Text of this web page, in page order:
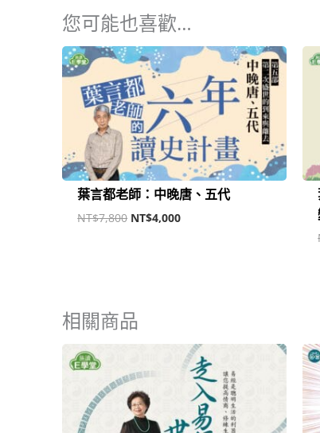
您可能也喜歡…
葉言都老師：中晚唐、五代
NT$7,800
原
始
價
格：
NT$7,800。
NT$4,000
目
前
價
格：
NT$4,000。
相關商品
價
格：
NT$4,500。
目
前
格：
NT$2,999。